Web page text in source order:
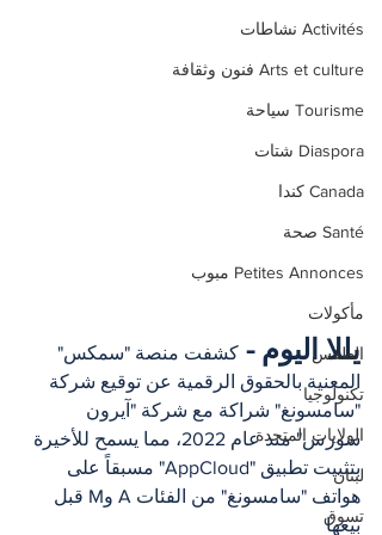
Activités نشاطات
Arts et culture فنون وثقافة
Tourisme سياحة
Diaspora شتات
Canada كندا
Santé صحة
Petites Annonces مبوب
مأكولات
الطقس
تكنولوجيا
الولايات المتحدة
لبنان
تسوق
يللا اليوم - كشفت منصة "سمكس"
المعنية بالحقوق الرقمية عن توقيع شركة
"سامسونغ" شراكة مع شركة "آيرون
سورس" منذ عام 2022، مما يسمح للأخيرة
بتثبيت تطبيق "AppCloud" مسبقاً على
هواتف "سامسونغ" من الفئات A وM قبل
بيعها